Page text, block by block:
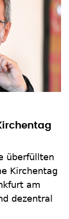
überfüllten
Kirchentag
am
dezentral